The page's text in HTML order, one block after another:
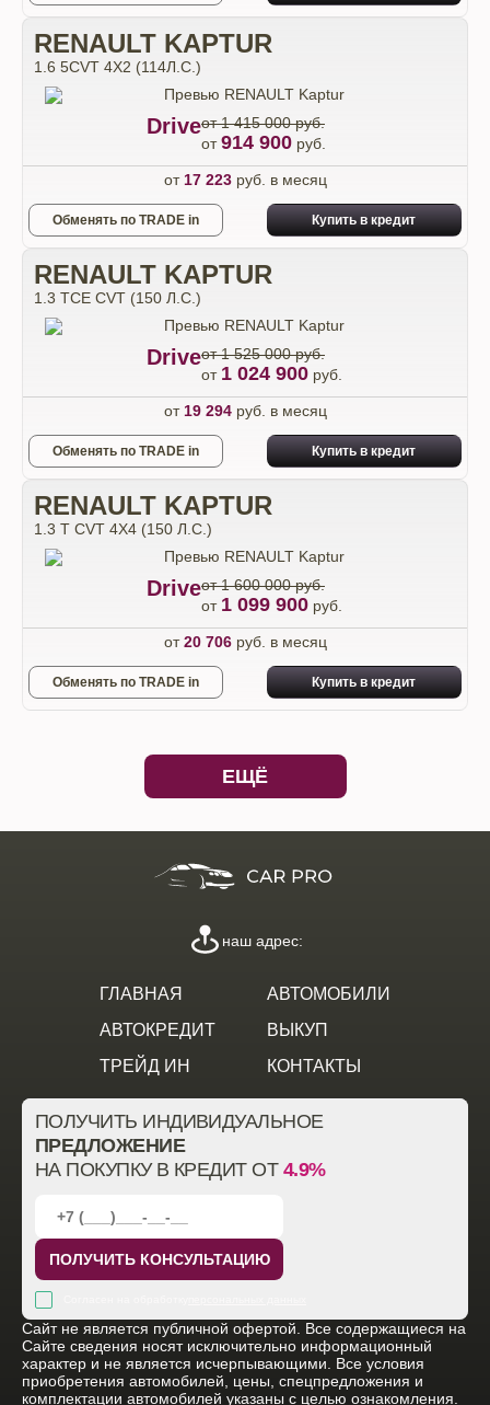
RENAULT KAPTUR
1.6 5CVT 4X2 (114Л.С.)
Driveот 1 415 000 руб.
от914 900 руб.
от 17 223руб. в месяц
Обменять по TRADE in Купить в кредит
RENAULT KAPTUR
1.3 TCE CVT (150 Л.С.)
Driveот 1 525 000 руб.
от 1 024 900 руб.
от 19 294руб. в месяц
Обменять по TRADE in Купить в кредит
RENAULT KAPTUR
1.3 T CVT 4X4 (150 Л.С.)
Driveот 1 600 000 руб.
от 1 099 900 руб.
от20 706руб. в месяц
Обменять по TRADE in Купить в кредит
ЕЩЁ
ГЛАВНАЯ
АВТОМОБИЛИ
АВТОКРЕДИТ
ВЫКУП
ТРЕЙД ИН
КОНТАКТЫ
наш адрес:
ПОЛУЧИТЬ ИНДИВИДУАЛЬНОЕ
ПРЕДЛОЖЕНИЕ
НА ПОКУПКУ В КРЕДИТ ОТ 4.9%
ПОЛУЧИТЬ КОНСУЛЬТАЦИЮ
Cайт не является публичной офертой. Все содержащиеся на
Сайте сведения носят исключительно информационный
характер и не является исчерпывающими. Все условия
приобретения автомобилей, цены, спецпредложения и
комплектации автомобилей указаны с целью ознакомления.